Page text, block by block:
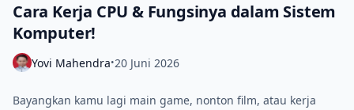
Cara Kerja CPU & Fungsinya dalam Sistem
Komputer!
Yovi Mahendra•20 Juni 2026
Bayangkan kamu lagi main game, nonton film, atau kerja